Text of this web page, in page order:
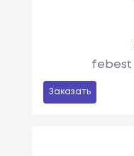
febest
Заказать